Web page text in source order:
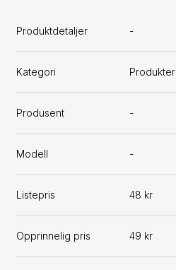
Produktdetaljer -
Kategori Produkter
Produsent -
Modell -
Listepris 48 kr
Opprinnelig pris 49 kr